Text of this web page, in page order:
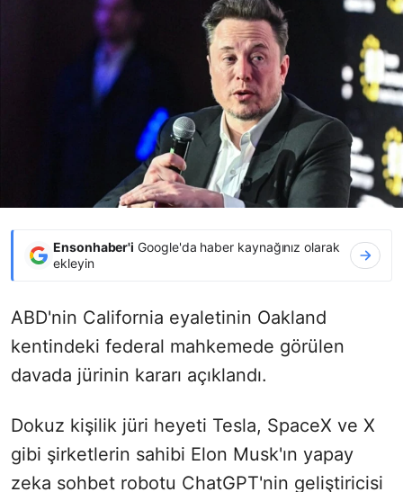
Ensonhaber'i Google'da haber kaynağınız olarak
ekleyin
ABD'nin California eyaletinin Oakland
kentindeki federal mahkemede görülen
davada jürinin kararı açıklandı.
Dokuz kişilik jüri heyeti Tesla, SpaceX ve X
gibi şirketlerin sahibi Elon Musk'ın yapay
zeka sohbet robotu ChatGPT'nin geliştiricisi